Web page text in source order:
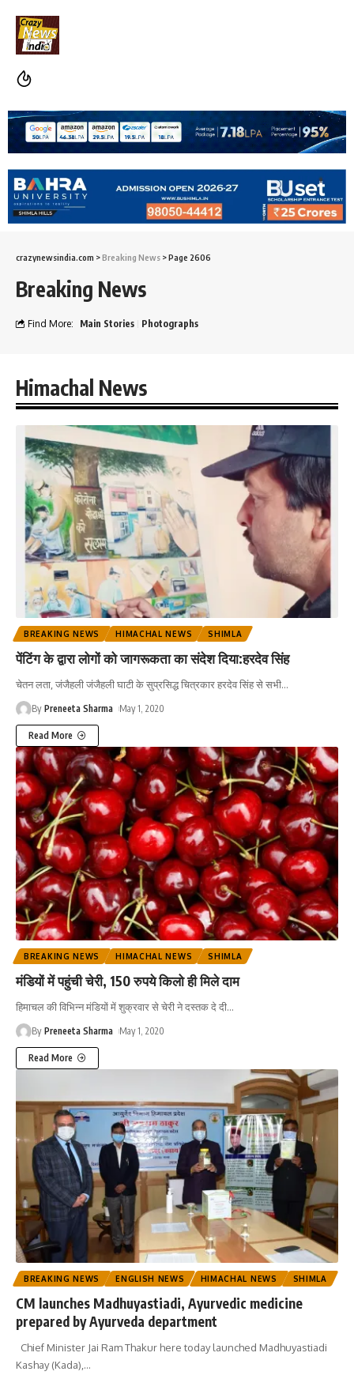
crazynewsindia.com >Breaking News >Page 2606
Breaking News
Find More: Main Stories Photographs
Himachal News
BREAKING NEWS HIMACHAL NEWS SHIMLA
पेंटिंग के द्वारा लोगों को जागरूकता का संदेश दिया:हरदेव सिंह
चेतन लता, जंजैहली जंजैहली घाटी के सुप्रसिद्ध चित्रकार हरदेव सिंह से सभी…
By Preneeta Sharma May 1, 2020
Read More
BREAKING NEWS HIMACHAL NEWS SHIMLA
मंडियों में पहुंची चेरी, 150 रुपये किलो ही मिले दाम
हिमाचल की विभिन्न मंडियों में शुक्रवार से चेरी ने दस्तक दे दी…
By Preneeta Sharma May 1, 2020
Read More
BREAKING NEWS ENGLISH NEWS HIMACHAL NEWS SHIMLA
CM launches Madhuyastiadi, Ayurvedic medicine
prepared by Ayurveda department
Chief Minister Jai Ram Thakur here today launched Madhuyastiadi
Kashay (Kada), …